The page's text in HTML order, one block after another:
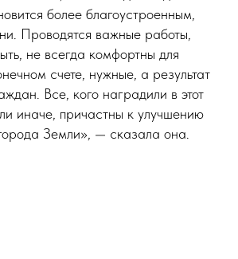
более благоустроенным,
Проводятся важные работы,
не всегда комфортны для
счете, нужные, а результат
Все, кого наградили в этот
иначе, причастны к улучшению
Земли», — сказала она.